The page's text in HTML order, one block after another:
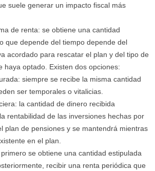
suele generar un impacto fiscal más
de renta: se obtiene una cantidad
que depende del tiempo depende del
acordado para rescatar el plan y del tipo de
haya optado. Existen dos opciones:
siempre se recibe la misma cantidad
ser temporales o vitalicias.
la cantidad de dinero recibida
rentabilidad de las inversiones hechas por
plan de pensiones y se mantendrá mientras
en el plan.
se obtiene una cantidad estipulada
recibir una renta periódica que